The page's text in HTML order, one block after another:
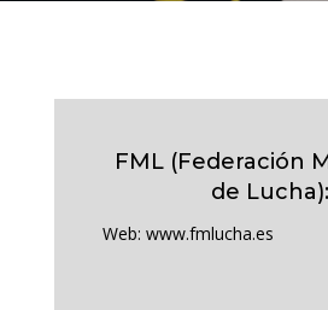
FML (Federación
de Lucha):
Web: www.fmlucha.es